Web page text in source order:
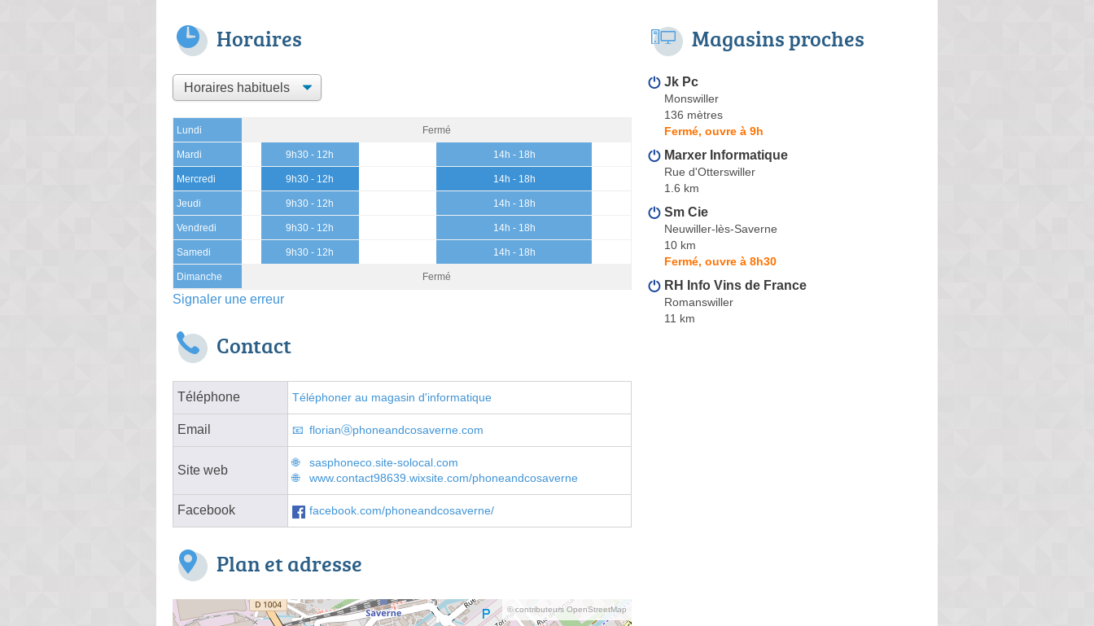
Horaires
Lundi Fermé
Mardi 9h30 - 12h 14h - 18h
Mercredi 9h30 - 12h 14h - 18h
Jeudi 9h30 - 12h 14h - 18h
Vendredi 9h30 - 12h 14h - 18h
Samedi 9h30 - 12h 14h - 18h
Dimanche Fermé
Signaler une erreur
Contact
Téléphone Téléphoner au magasin d'informatique
Email florianⓐphoneandcosaverne.com
Site web
sasphoneco.site-solocal.com
www.contact98639.wixsite.com/phoneandcosaverne
Facebook facebook.com/phoneandcosaverne/
Plan et adresse
© contributeurs OpenStreetMap
Magasins proches
Jk Pc
Monswiller
136 mètres
Fermé, ouvre à 9h
Marxer Informatique
Rue d'Otterswiller
1.6 km
Sm Cie
Neuwiller-lès-Saverne
10 km
Fermé, ouvre à 8h30
RH Info Vins de France
Romanswiller
11 km